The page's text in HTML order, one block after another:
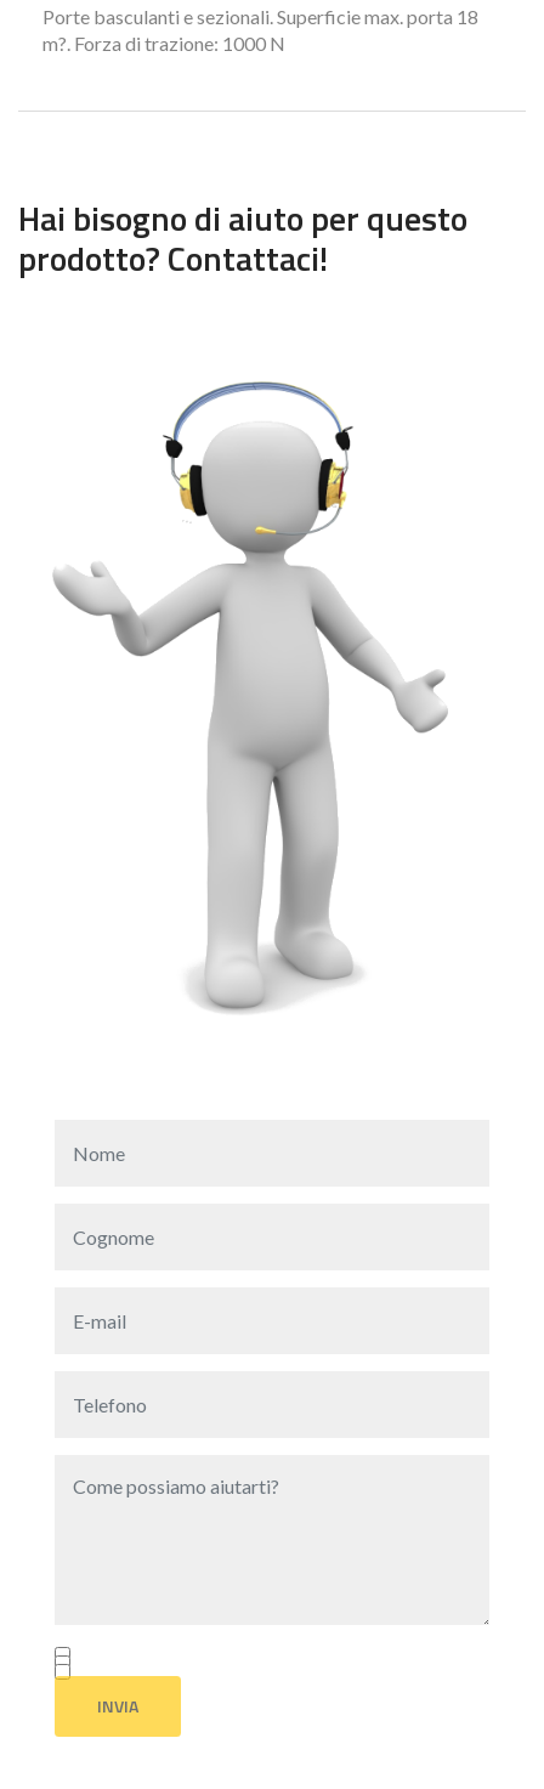
Porte basculanti e sezionali. Superficie max. porta 18
m?. Forza di trazione: 1000 N
Hai bisogno di aiuto per questo
prodotto? Contattaci!